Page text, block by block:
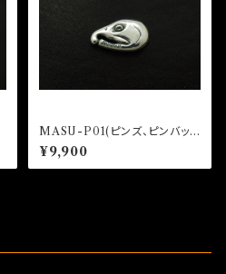
MASU-P01(ピンズ、ピンバッ
ジ)
¥9,900